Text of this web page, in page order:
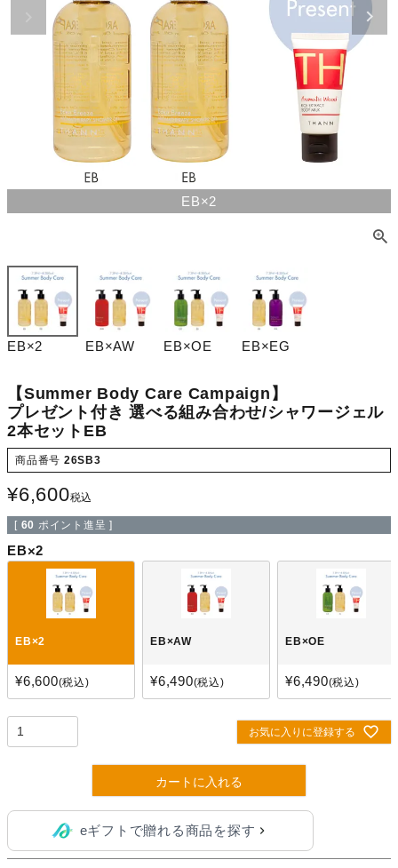
EB×2
EB×2 EB×AW EB×OE EB×EG
【Summer Body Care Campaign】
プレゼント付き 選べる組み合わせ/シャワージェル
2本セットEB
商品番号 26SB3
¥6,600税込
[ 60 ポイント進呈 ]
EB×2
EB×2
¥6,600 税込
EB×AW
¥6,490 税込
EB×OE
¥6,490 税込
お気に入りに登録する
カートに入れる
eギフトで贈れる商品を探す